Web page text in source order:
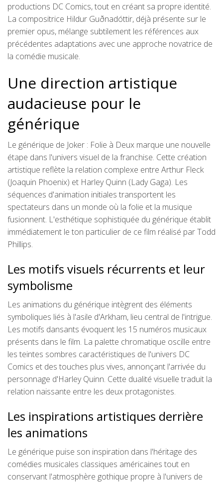
productions DC Comics, tout en créant sa propre identité.
La compositrice Hildur Guðnadóttir, déjà présente sur le
premier opus, mélange subtilement les références aux
précédentes adaptations avec une approche novatrice de
la comédie musicale.
Une direction artistique
audacieuse pour le
générique
Le générique de Joker : Folie à Deux marque une nouvelle
étape dans l'univers visuel de la franchise. Cette création
artistique reflète la relation complexe entre Arthur Fleck
(Joaquin Phoenix) et Harley Quinn (Lady Gaga). Les
séquences d'animation initiales transportent les
spectateurs dans un monde où la folie et la musique
fusionnent. L'esthétique sophistiquée du générique établit
immédiatement le ton particulier de ce film réalisé par Todd
Phillips.
Les motifs visuels récurrents et leur
symbolisme
Les animations du générique intègrent des éléments
symboliques liés à l'asile d'Arkham, lieu central de l'intrigue.
Les motifs dansants évoquent les 15 numéros musicaux
présents dans le film. La palette chromatique oscille entre
les teintes sombres caractéristiques de l'univers DC
Comics et des touches plus vives, annonçant l'arrivée du
personnage d'Harley Quinn. Cette dualité visuelle traduit la
relation naissante entre les deux protagonistes.
Les inspirations artistiques derrière
les animations
Le générique puise son inspiration dans l'héritage des
comédies musicales classiques américaines tout en
conservant l'atmosphère gothique propre à l'univers de